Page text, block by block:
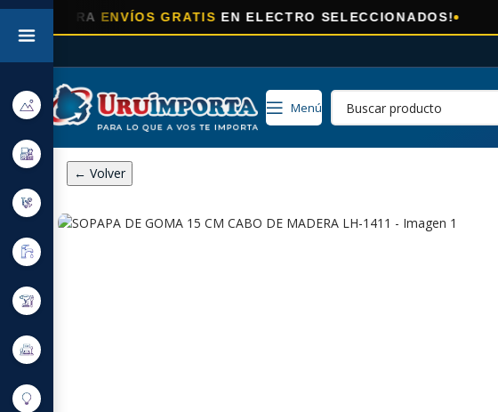
ENVÍOS GRATISEN ELECTRO SELECCIONADOS!
Menú
← Volver